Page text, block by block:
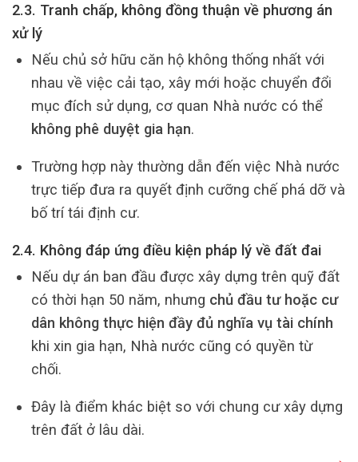
2.3. Tranh chấp, không đồng thuận về phương án
xử lý
Nếu chủ sở hữu căn hộ không thống nhất với
nhau về việc cải tạo, xây mới hoặc chuyển đổi
mục đích sử dụng, cơ quan Nhà nước có thể
không phê duyệt gia hạn.
Trường hợp này thường dẫn đến việc Nhà nước
trực tiếp đưa ra quyết định cưỡng chế phá dỡ và
bố trí tái định cư.
2.4. Không đáp ứng điều kiện pháp lý về đất đai
Nếu dự án ban đầu được xây dựng trên quỹ đất
có thời hạn 50 năm, nhưng chủ đầu tư hoặc cư
dân không thực hiện đầy đủ nghĩa vụ tài chính
khi xin gia hạn, Nhà nước cũng có quyền từ
chối.
Đây là điểm khác biệt so với chung cư xây dựng
trên đất ở lâu dài.